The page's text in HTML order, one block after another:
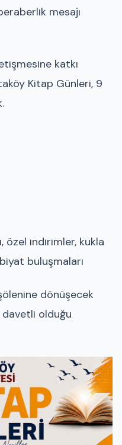
mesajı
katkı
Kitap Günleri, 9
özel indirimler, kukla
buluşmaları
dönüşecek
olduğu